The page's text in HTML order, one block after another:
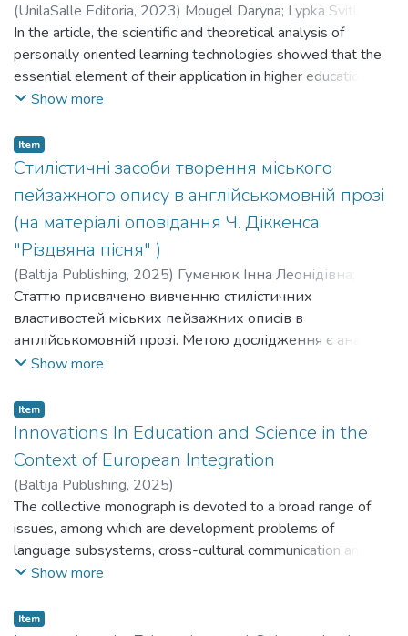
(UnilaSalle Editoria, 2023) Mougel Daryna; Lypka Svitlana
Fabian Myroslava;Gudmanian Artur;Humeniuk Inna
Leonidivna;Мугель Дарина;Липка Світлана;Фабіан
Мирослава;Гудманян Артур;Гуменюк Інна Леонідівна
In the article, the scientific and theoretical analysis of
personally oriented learning technologies showed that the
essential element of their application in higher education
practice is the transformation of the student from an object
such a transformation is certain internal positions of teachers
and students, namely: genuine interest and respect for the
personality of the student as a specific individual; use of
modern forms and methods of professional training of future
specialists; positive-emotional perception of the
pedagogical process; transformation of the student from a
passive observer who acquires knowledge and experience
to an active interlocutor; encouragement to study on the
basis of cooperation and self-management, etc.
Show more
Item
Стилістичні засоби творення міського
пейзажного опису в англійськомовній прозі
(на матеріалі оповідання Ч. Діккенса
"Різдвяна пісня" )
(Baltija Publishing, 2025) Гуменюк Інна Леонідівна
Humeniuk Inna Leonidivna
Статтю присвячено вивченню стилістичних
властивостей міських пейзажних описів в
англійськомовній прозі. Метою дослідження є аналіз
стилістичних засобів створення міських краєвидів на
Ч. Діккенса «Різдвяна пісня». Виокремлено
зображальні засоби парадигматичного й
синтагматичного рівнів. Встановлено, що для
відтворення міського пейзажу автор використовує
ономатопею, алітерацію, різновиди епітетів та
метафор, які акцентують увагу на багатобарвності,
швидкому ритмі, звуках міста. На синтагматичному
рівні емоційно-естетичний потенціал пейзажних
описів міста представлений порівнянням, антитезою,
відокремленням, анафорою, персоніфікацією,
Show more
Item
Innovations In Education and Science in the
Context of European Integration
(Baltija Publishing, 2025)
The collective monograph is devoted to a broad range of
issues, among which are development problems of
language subsystems, cross-cultural communication and
influence of European integration processes on training of
European integration influence on implementation of FLT
Show more
Item